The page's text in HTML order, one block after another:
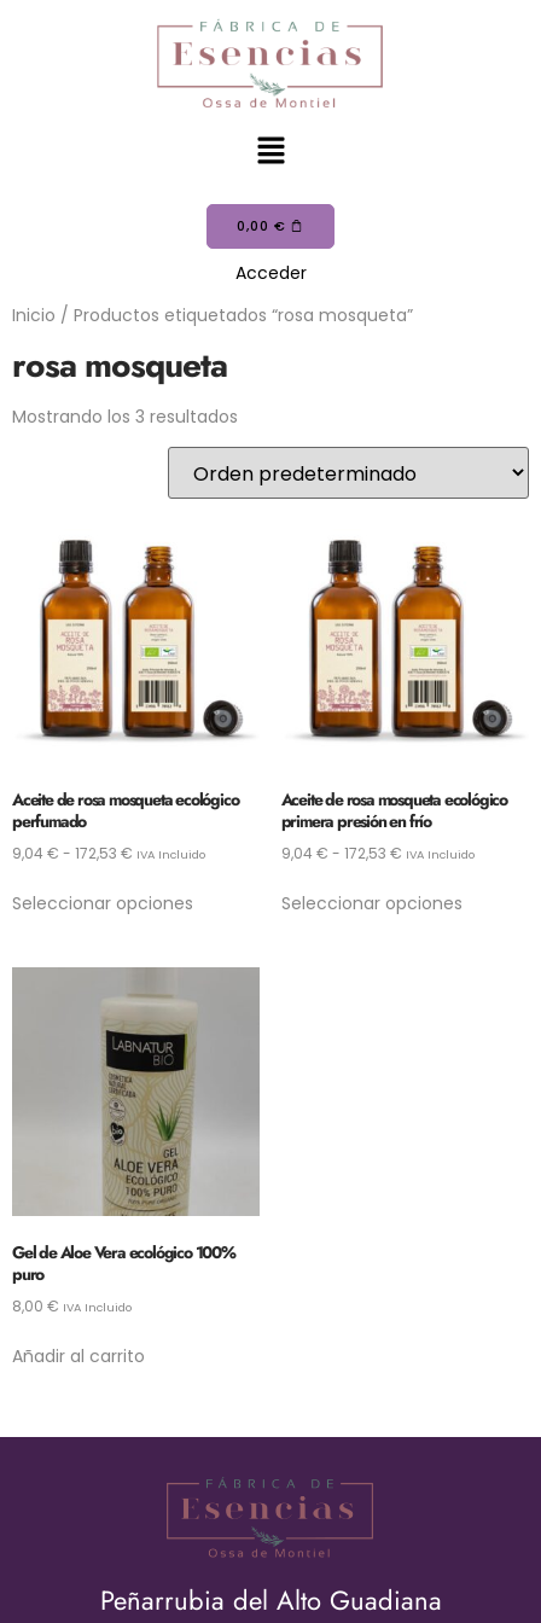
0,00 €
Acceder
Inicio / Productos etiquetados “rosa mosqueta”
rosa mosqueta
Mostrando los 3 resultados
Aceite de rosa mosqueta ecológico
perfumado
9,04 € - 172,53 € IVA Incluido
Seleccionar opciones
Aceite de rosa mosqueta ecológico
primera presión en frío
9,04 € - 172,53 € IVA Incluido
Seleccionar opciones
Gel de Aloe Vera ecológico 100%
puro
8,00 € IVA Incluido
Añadir al carrito
Peñarrubia del Alto Guadiana